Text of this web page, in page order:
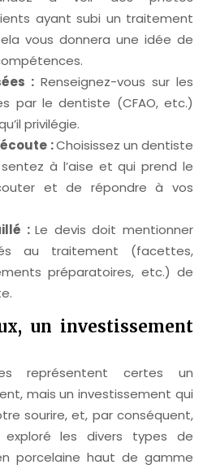
ayant subi un traitement
vous donnera une idée de
: Renseignez-vous sur les
par le dentiste (CFAO, etc.)
privilégie.
:Choisissez un dentiste
à l’aise et qui prend le
et de répondre à vos
:Le devis doit mentionner
au traitement (facettes,
préparatoires, etc.) de
un investissement
représentent certes un
mais un investissement qui
sourire, et, par conséquent,
les divers types de
porcelaine haut de gamme